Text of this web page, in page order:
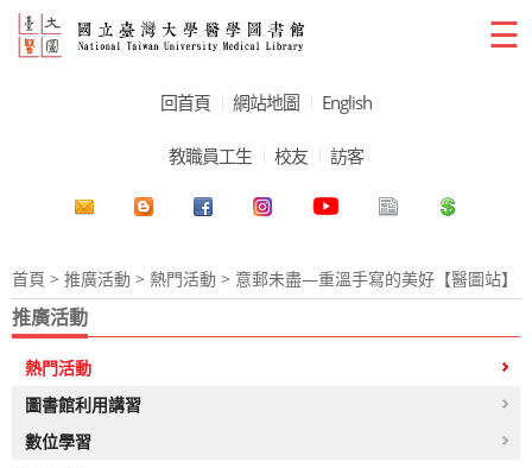
☰
回首頁 網站地圖 English
教職員工生 校友 訪客
首頁 > 推廣活動 > 熱門活動 > 意郵未盡—重溫手寫的美好【醫圖站】
推廣活動
熱門活動
圖書館利用講習
數位學習